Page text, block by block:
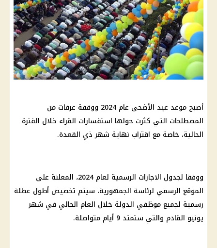
أصبح موعد عيد الأضحى عام 2024 ووقفة عرفات من
المصطلحات التي كثرت حولها استفسارات القراء خلال الفترة
الحالية، خاصة مع اقتراب نهاية شهر ذي القعدة.
ووفقا لجدول الاجازات الرسمية لعام 2024، المعلنة على
الموقع الرسمي لرئاسة الجمهورية، سيتم تخصيص أطول عطلة
رسمية لجميع موظفي الدولة خلال العام الحالي في شهر
يونيو القادم والتي ستمتد 9 أيام متواصلة.